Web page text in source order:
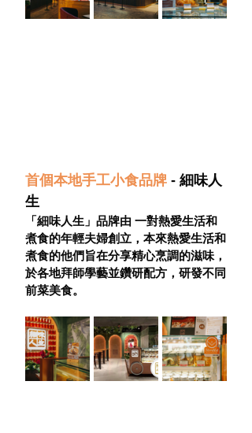
首個本地手工小食品牌 - 細味人
生
「細味人生」品牌由 一對熱愛生活和
煮食的年輕夫婦創立，本來熱愛生活和
煮食的他們旨在分享精心烹調的滋味，
於各地拜師學藝並鑽研配方，研發不同
前菜美食。